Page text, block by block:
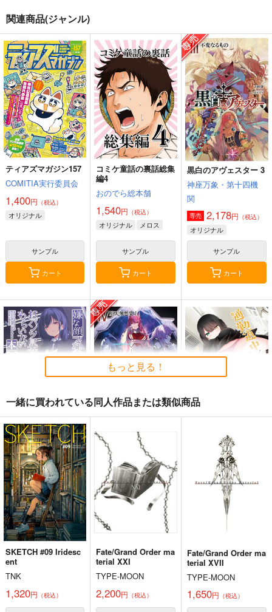
関連商品(ジャンル)
ティアズマガジン157
COMITIA実行委員会
1,400円 （税込）
オリジナル
サンプル
カート
コミケ童話の裏話総集
編4
おのでら総本舗
1,540円 （税込）
オリジナル メロス
サンプル
カート
黒白のアヴェスター 3
神座万象・第十四機
関
専売 2,178円 （税込）
オリジナル
サンプル
カート
嫌な顔されながらおパ
ンツ見せてもらいたい
本14
アニマルマシーン
787 円（税込）
オリジナル
サンプル
カート
黒白のアヴェスター 4
神座万象・第十四機
専売 3,144円（税込）
オリジナル
通勤道中であの娘がぱ
んつを見せてくる本13
嘘つき屋
（税込）
オリジナル
サンプル
もっと見る！
一緒に買われている同人作品または類似商品
SKETCH #09 Iridesc
ent
TNK
1,320円 （税込）
Fate/Grand Order ma
terial XXI
TYPE-MOON
2,200円 （税込）
Fate/Grand Order ma
terial XVII
TYPE-MOON
1,650円 （税込）